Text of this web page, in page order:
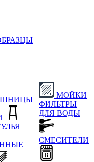
МОЙКИ
ФИЛЬТРЫ
ДЛЯ ВОДЫ
СМЕСИТЕЛИ